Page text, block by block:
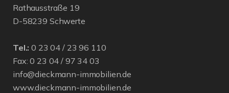
Rathausstraße 19
D-58239 Schwerte
Tel.: 0 23 04 / 23 96 110
Fax: 0 23 04 / 97 34 03
info@dieckmann-immobilien.de
www.dieckmann-immobilien.de